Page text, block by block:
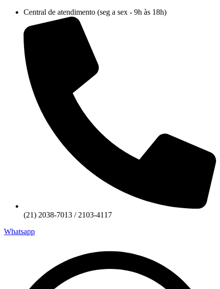
conteúdo
Central de atendimento (seg a sex - 9h às 18h)
(21) 2038-7013 / 2103-4117
Whatsapp